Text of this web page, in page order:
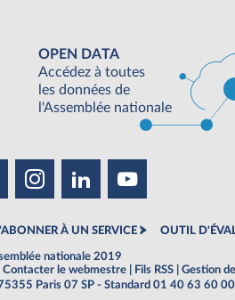
OPEN DATA
Accédez à toutes
les données de
l'Assemblée nationale
À UN SERVICE OUTIL
nationale 2019
Contacter le webmestre Fils RSS
Gestion
Paris 07 SP - Standard 01 40 63 60 00